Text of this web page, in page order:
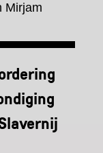
Mirjam